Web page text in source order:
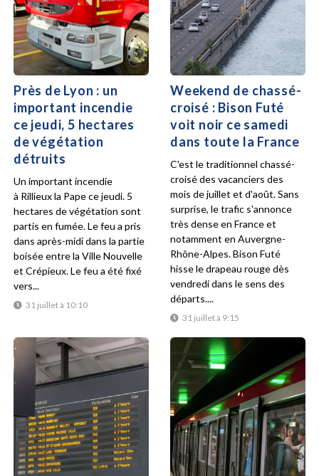
Près de Lyon : un
important incendie
ce jeudi, 5 hectares
de végétation
détruits
31 juillet à 10:10
Un important incendie
à Rillieux la Pape ce jeudi. 5
hectares de végétation sont
partis en fumée. Le feu a pris
dans après-midi dans la partie
boisée entre la Ville Nouvelle
et Crépieux. Le feu a été fixé
vers...
Weekend de chassé-
croisé : Bison Futé
voit noir ce samedi
dans toute la France
31 juillet à 9:15
C'est le traditionnel chassé-
croisé des vacanciers des
mois de juillet et d'août. Sans
surprise, le trafic s'annonce
très dense en France et
notamment en Auvergne-
Rhône-Alpes. Bison Futé
hisse le drapeau rouge dès
vendredi dans le sens des
départs....